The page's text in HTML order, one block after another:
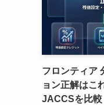
フロンティア
ョン正解はこ
JACCSを比較